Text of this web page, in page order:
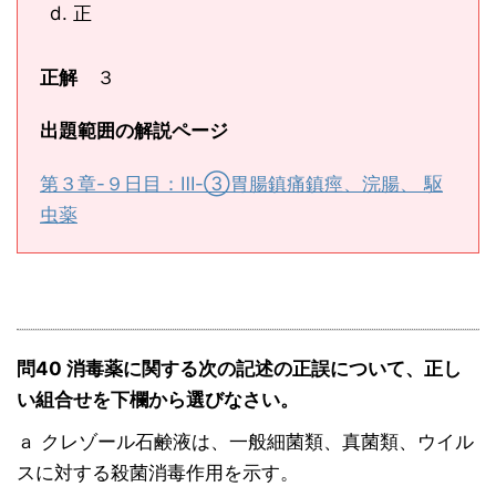
正
正解３
出題範囲の解説ページ
第３章-９日目：Ⅲ-③胃腸鎮痛鎮痙、浣腸、 駆
虫薬
問40 消毒薬に関する次の記述の正誤について、正し
い組合せを下欄から選びなさい。
ａ クレゾール石鹸液は、一般細菌類、真菌類、ウイル
スに対する殺菌消毒作用を示す。